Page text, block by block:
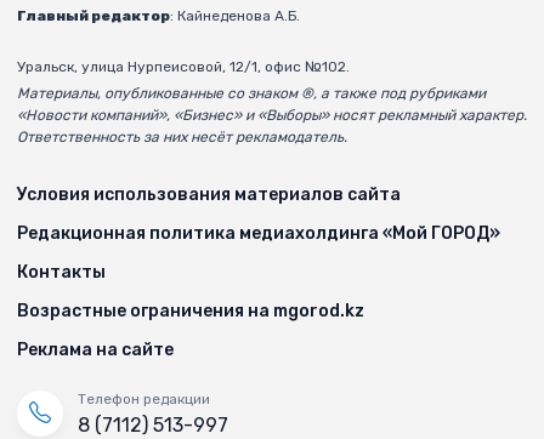
Главный редактор: Кайнеденова А.Б.
Уральск, улица Нурпеисовой, 12/1, офис №102.
Материалы, опубликованные со знаком ®, а также под рубриками
«Новости компаний», «Бизнес» и «Выборы» носят рекламный характер.
Ответственность за них несёт рекламодатель.
Условия использования материалов сайта
Редакционная политика медиахолдинга «Мой ГОРОД»
Контакты
Возрастные ограничения на mgorod.kz
Реклама на сайте
Телефон редакции
8 (7112) 513-997